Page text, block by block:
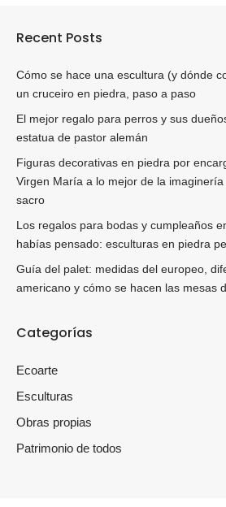
Recent Posts
Cómo se hace una escultura (y dónde
un cruceiro en piedra, paso a paso
El mejor regalo para perros y sus
estatua de pastor alemán
Figuras decorativas en piedra por
Virgen María a lo mejor de la
sacro
Los regalos para bodas y cumpleaños
habías pensado: esculturas en piedra
Guía del palet: medidas del europeo,
americano y cómo se hacen las mesas
Categorías
Ecoarte
Esculturas
Obras propias
Patrimonio de todos